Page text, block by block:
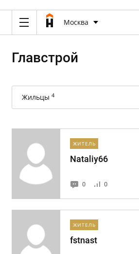
Москва
Главстрой
Жильцы 4
ЖИТЕЛЬ
Nataliy66
0 0
ЖИТЕЛЬ
fstnast